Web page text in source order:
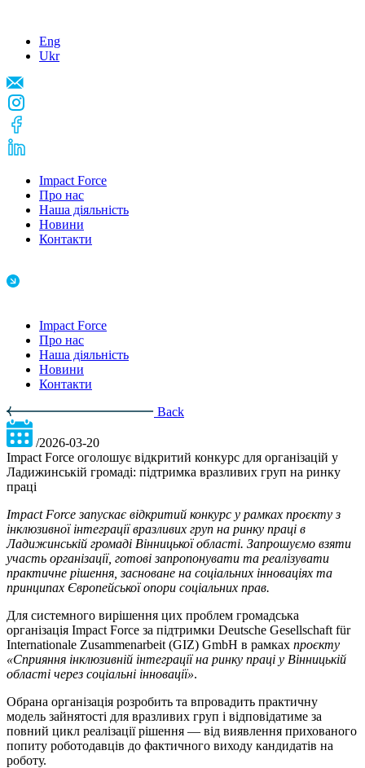
Eng
Ukr
Impact Force
Про нас
Наша діяльність
Новини
Контакти
Impact Force
Про нас
Наша діяльність
Новини
Контакти
Back
/2026-03-20
Impact Force оголошує відкритий конкурс для організацій у
Ладижинській громаді: підтримка вразливих груп на ринку
праці
Impact Force запускає відкритий конкурс у рамках проєкту з
інклюзивної інтеграції вразливих груп на ринку праці в
Ладижинській громаді Вінницької області. Запрошуємо взяти
участь організації, готові запропонувати та реалізувати
практичне рішення, засноване на соціальних інноваціях та
принципах Європейської опори соціальних прав.
Для системного вирішення цих проблем громадська
організація Impact Force за підтримки Deutsche Gesellschaft für
Internationale Zusammenarbeit (GIZ) GmbH в рамках проєкту
«Сприяння інклюзивній інтеграції на ринку праці у Вінницькій
області через соціальні інновації».
Обрана організація розробить та впровадить практичну
модель зайнятості для вразливих груп і відповідатиме за
повний цикл реалізації рішення — від виявлення прихованого
попиту роботодавців до фактичного виходу кандидатів на
роботу.